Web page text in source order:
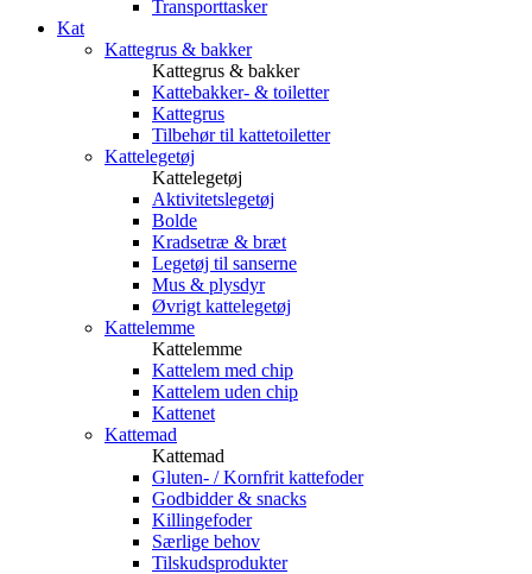
Transporttasker
Kat
Kattegrus & bakker
Kattegrus & bakker
Kattebakker- & toiletter
Kattegrus
Tilbehør til kattetoiletter
Kattelegetøj
Kattelegetøj
Aktivitetslegetøj
Bolde
Kradsetræ & bræt
Legetøj til sanserne
Mus & plysdyr
Øvrigt kattelegetøj
Kattelemme
Kattelemme
Kattelem med chip
Kattelem uden chip
Kattenet
Kattemad
Kattemad
Gluten- / Kornfrit kattefoder
Godbidder & snacks
Killingefoder
Særlige behov
Tilskudsprodukter